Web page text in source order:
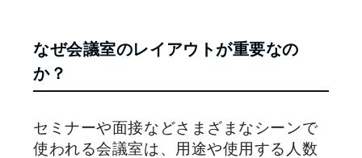
なぜ会議室のレイアウトが重要なの
か？
セミナーや面接などさまざまなシーンで
使われる会議室は、用途や使用する人数